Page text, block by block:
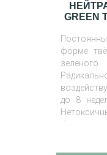
GREEN
форме
до 8